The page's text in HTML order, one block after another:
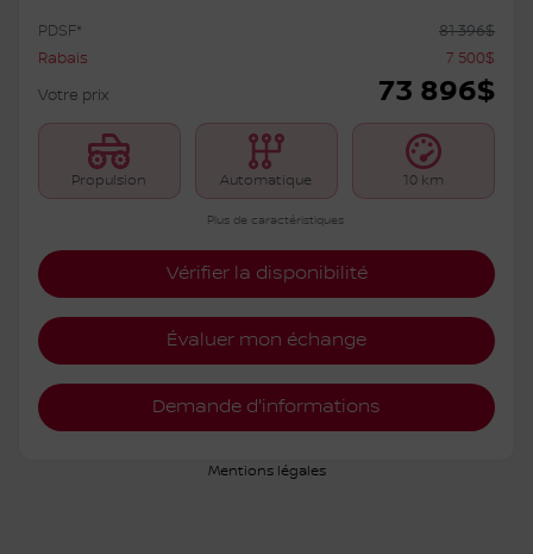
PDSF*
81 396$
Rabais
7 500$
Votre prix
73 896$
Propulsion Automatique 10 km
Plus de caractéristiques
Vérifier la disponibilité
Évaluer mon échange
Demande d'informations
Mentions légales